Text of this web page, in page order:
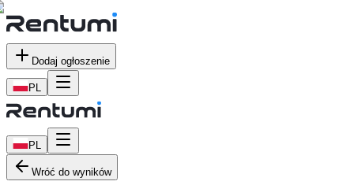
Dodaj ogłoszenie
PL
PL
Wróć do wyników